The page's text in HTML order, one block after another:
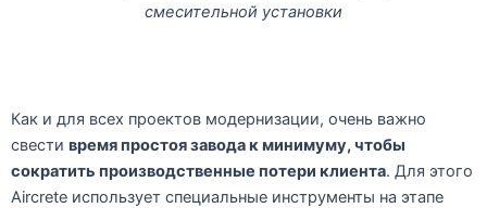
смесительной установки
Как и для всех проектов модернизации, очень важно
свести время простоя завода к минимуму, чтобы
сократить производственные потери клиента. Для этого
Aircrete использует специальные инструменты на этапе